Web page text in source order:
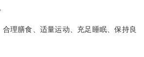
合理膳食、适量运动、充足睡眠、保持良